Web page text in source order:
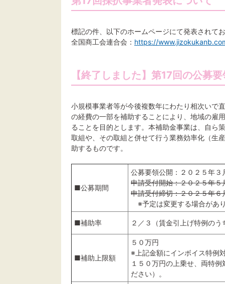
標記の件、以下のホームページにて発表されて
全国商工会連合会： https://
【終了しました】第17回の公募
小規模事業者等が今後複数年にわたり相次いで
の経費の一部を補助することにより、地域の雇
ることを目的とします。本補助金事業は、自ら
取組や、その取組と併せて行う業務効率化（生
助するものです。
■公募期間
公募要領公開：２０２５年
申請受付開始：２０２５年５
申請受付締切：２０２５年
※予定は変更する場合があり
■補助率 ２／３（賃金引上げ特例のう
■補助上限額
５０万円
※上記金額にインボイス特例
１５０万円の上乗せ、両特
ださい）。